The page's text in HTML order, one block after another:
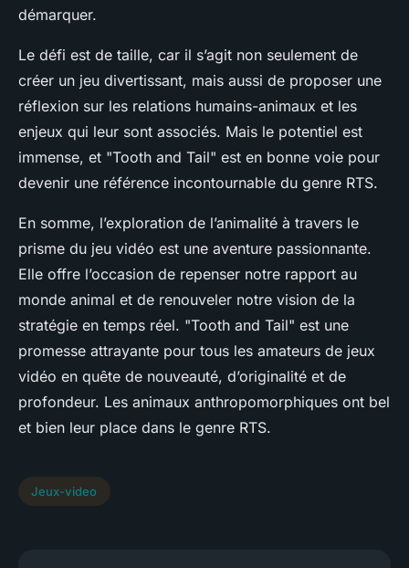
démarquer.
Le défi est de taille, car il s’agit non seulement de
créer un jeu divertissant, mais aussi de proposer une
réflexion sur les relations humains-animaux et les
enjeux qui leur sont associés. Mais le potentiel est
immense, et "Tooth and Tail" est en bonne voie pour
devenir une référence incontournable du genre RTS.
En somme, l’exploration de l’animalité à travers le
prisme du jeu vidéo est une aventure passionnante.
Elle offre l’occasion de repenser notre rapport au
monde animal et de renouveler notre vision de la
stratégie en temps réel. "Tooth and Tail" est une
promesse attrayante pour tous les amateurs de jeux
vidéo en quête de nouveauté, d’originalité et de
profondeur. Les animaux anthropomorphiques ont bel
et bien leur place dans le genre RTS.
Jeux-video